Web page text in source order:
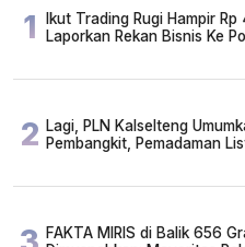
1
Ikut Trading Rugi Hampir
Laporkan Rekan Bisnis Ke
2 Lagi, PLN Kalselteng
Pembangkit, Pemadaman
FAKTA MIRIS di Balik 656